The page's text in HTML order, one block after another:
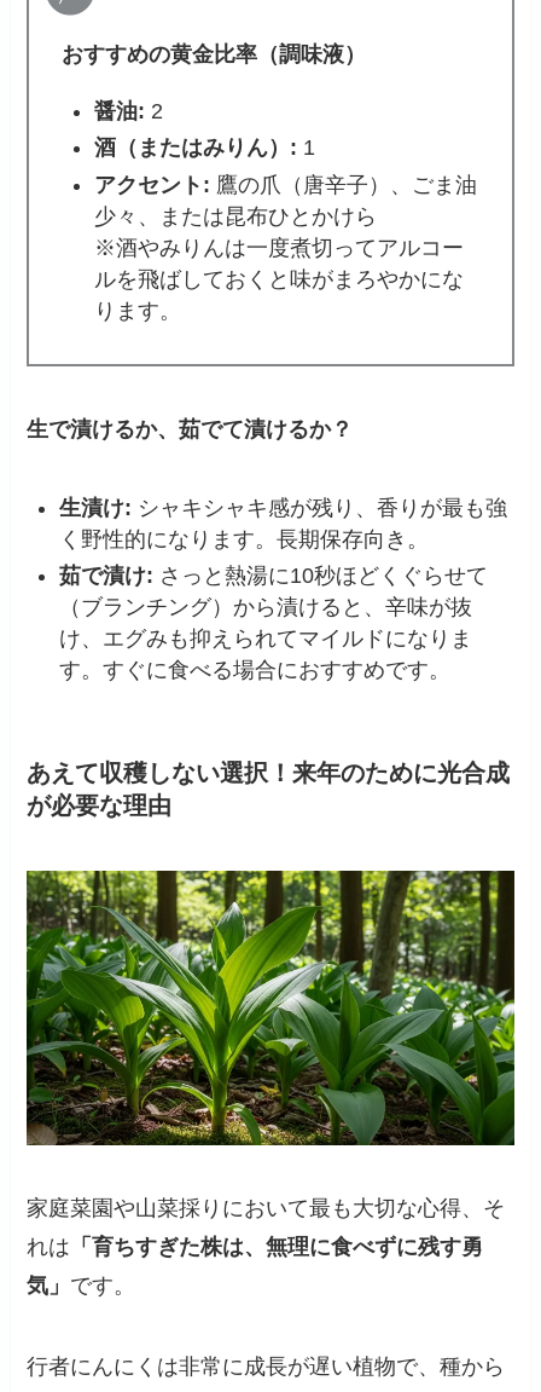
おすすめの黄金比率（調味液）
醤油: 2
酒（またはみりん）: 1
アクセント: 鷹の爪（唐辛子）、ごま油
少々、または昆布ひとかけら
※酒やみりんは一度煮切ってアルコー
ルを飛ばしておくと味がまろやかにな
ります。
生で漬けるか、茹でて漬けるか？
生漬け: シャキシャキ感が残り、香りが最も強
く野性的になります。長期保存向き。
茹で漬け: さっと熱湯に10秒ほどくぐらせて
（ブランチング）から漬けると、辛味が抜
け、エグみも抑えられてマイルドになりま
す。すぐに食べる場合におすすめです。
あえて収穫しない選択！来年のために光合成
が必要な理由
家庭菜園や山菜採りにおいて最も大切な心得、そ
れは 「育ちすぎた株は、無理に食べずに残す勇
気」 です。
行者にんにくは非常に成長が遅い植物で、種から